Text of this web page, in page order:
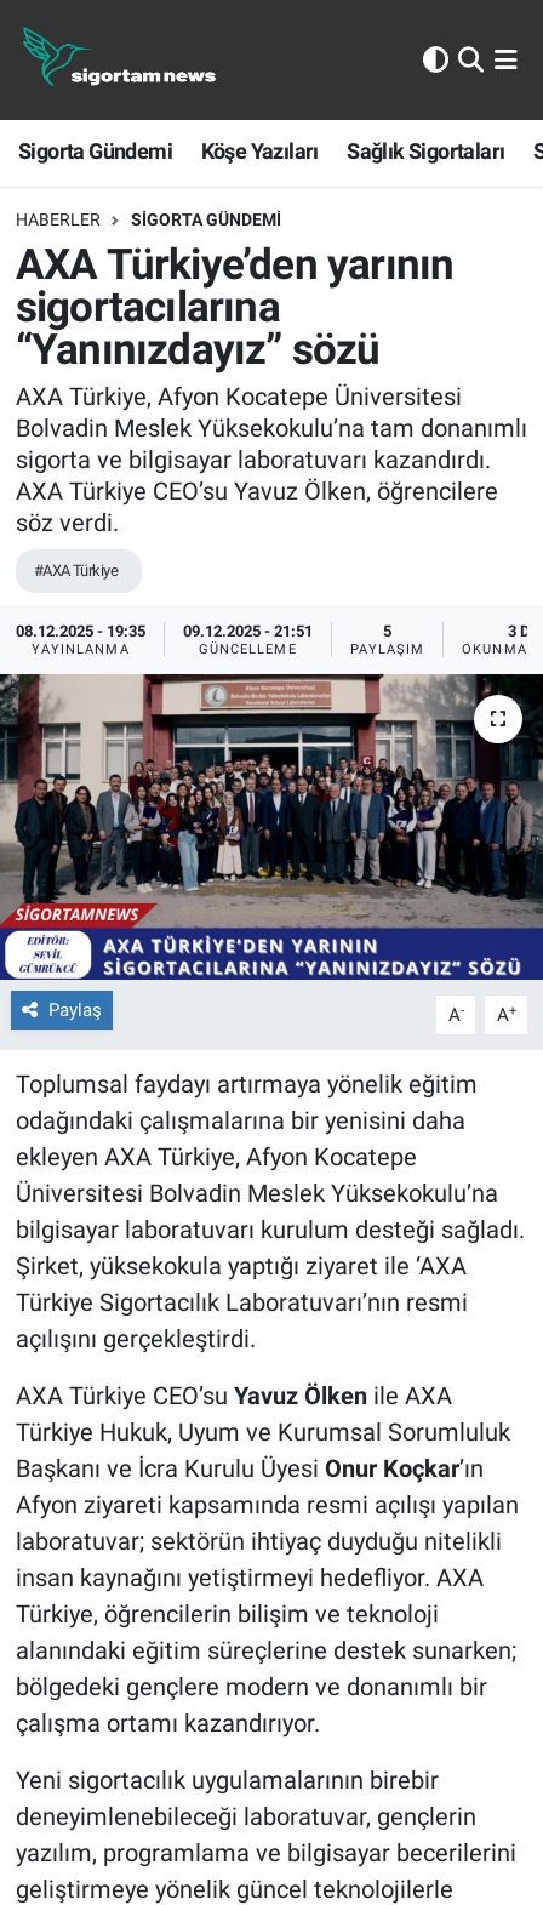
Sigorta Gündemi Köşe Yazıları Sağlık Sigortaları
HABERLER SIGORTA GÜNDEMI
AXA Türkiye’den yarının
sigortacılarına
“Yanınızdayız” sözü
AXA Türkiye, Afyon Kocatepe Üniversitesi
Bolvadin Meslek Yüksekokulu’na tam donanımlı
sigorta ve bilgisayar laboratuvarı kazandırdı.
AXA Türkiye CEO’su Yavuz Ölken, öğrencilere
söz verdi.
#AXA Türkiye
08.12.2025 - 19:35
YAYINLANMA
09.12.2025 - 21:51
GÜNCELLEME
5
PAYLAŞIM
3 DK
OKUNMA
Paylaş A- A+
Toplumsal faydayı artırmaya yönelik eğitim
odağındaki çalışmalarına bir yenisini daha
ekleyen AXA Türkiye, Afyon Kocatepe
Üniversitesi Bolvadin Meslek Yüksekokulu’na
bilgisayar laboratuvarı kurulum desteği sağladı.
Şirket, yüksekokula yaptığı ziyaret ile ‘AXA
Türkiye Sigortacılık Laboratuvarı’nın resmi
açılışını gerçekleştirdi.
AXA Türkiye CEO’su Yavuz Ölken ile AXA
Türkiye Hukuk, Uyum ve Kurumsal Sorumluluk
Başkanı ve İcra Kurulu Üyesi Onur Koçkar’ın
Afyon ziyareti kapsamında resmi açılışı yapılan
laboratuvar; sektörün ihtiyaç duyduğu nitelikli
insan kaynağını yetiştirmeyi hedefliyor. AXA
Türkiye, öğrencilerin bilişim ve teknoloji
alanındaki eğitim süreçlerine destek sunarken;
bölgedeki gençlere modern ve donanımlı bir
çalışma ortamı kazandırıyor.
Yeni sigortacılık uygulamalarının birebir
deneyimlenebileceği laboratuvar, gençlerin
yazılım, programlama ve bilgisayar becerilerini
geliştirmeye yönelik güncel teknolojilerle
Sigorta Gündemi
Köşe Yazıları
Sağlık Sigortaları
Sporun Sigortası
Ekonomi